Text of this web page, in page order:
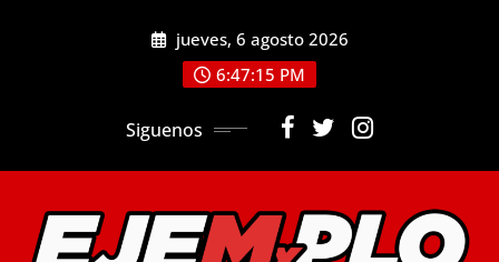
jueves, 6 agosto 2026
6:47:16 PM
Siguenos